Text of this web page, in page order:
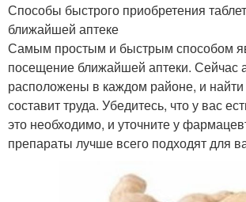
Способы быстрого приобретения
ближайшей аптеке
Самым простым и быстрым способом
посещение ближайшей аптеки. Сейчас
расположены в каждом районе, и
составит труда. Убедитесь, что у вас
это необходимо, и уточните у
препараты лучше всего подходят для